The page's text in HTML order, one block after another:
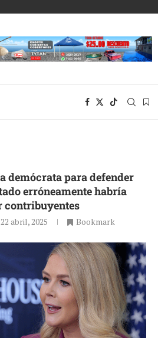
demócrata para defender
erróneamente habría
contribuyentes
22 abril, 2025 Bookmark